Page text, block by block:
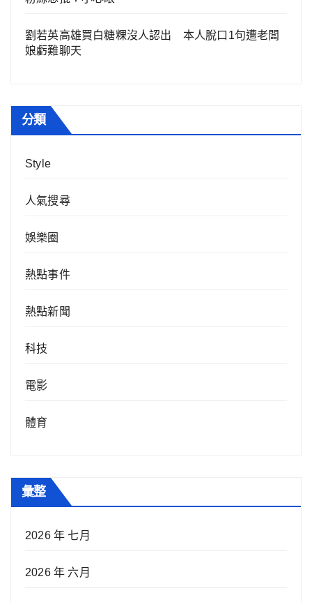
劉若英高雄買白糖粿沒人認出 本人脫口1句遭老闆
娘虧難聊天
分類
Style
人氣搜尋
娛樂圈
熱點事件
熱點新聞
科技
電影
體育
彙整
2026 年 七月
2026 年 六月